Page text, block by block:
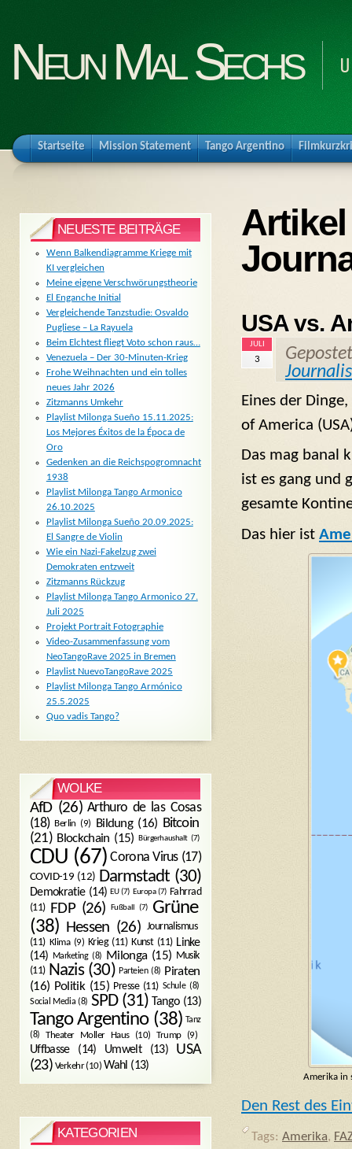
Neun Mal Sechs
Startseite Mission Statement Tango Argentino
USA vs.
JULI
3
Eines der
of America
Das mag banal
ist es gang und
gesamte
Das hier ist
Amerika in
Den Rest des
Tags: Amerika,
NEUESTE BEITRÄGE
Wenn Balkendiagramme Kriege mit
KI vergleichen
Meine eigene Verschwörungstheorie
El Enganche Initial
Vergleichende Tanzstudie: Osvaldo
Pugliese – La Rayuela
Beim Elchtest fliegt Voto schon raus…
Venezuela – Der 30-Minuten-Krieg
Frohe Weihnachten und ein tolles
neues Jahr 2026
Zitzmanns Umkehr
Playlist Milonga Sueño 15.11.2025:
Los Mejores Éxitos de la Época de
Oro
Gedenken an die Reichspogromnacht
1938
Playlist Milonga Tango Armonico
26.10.2025
Playlist Milonga Sueño 20.09.2025:
El Sangre de Violin
Wie ein Nazi-Fakelzug zwei
Demokraten entzweit
Zitzmanns Rückzug
Playlist Milonga Tango Armonico 27.
Juli 2025
Projekt Portrait Fotographie
Video-Zusammenfassung vom
NeoTangoRave 2025 in Bremen
Playlist NuevoTangoRave 2025
Playlist Milonga Tango Armónico
25.5.2025
Quo vadis Tango?
WOLKE
AfD(26) Arthuro de las Cosas
(18) Berlin (9) Bildung(16) Bitcoin
(21) Blockchain (15) Bürgerhaushalt (7)
CDU (67) Corona Virus(17)
COVID-19 (12) Darmstadt (30)
Demokratie(14) EU(7) Europa(7) Fahrrad
(11)
FDP(26) Fußball (7)
Grüne
(38) Hessen (26) Journalismus
(11) Klima(9) Krieg(11) Kunst(11) Linke
(14) Marketing(8) Milonga(15) Musik
(11) Nazis(30) Parteien(8) Piraten
(16) Politik(15) Presse(11) Schule(8)
Social Media (8) SPD(31) Tango(13)
Tango Argentino(38) Tanz
(8)
Theater Moller Haus(10) Trump(9)
Uffbasse(14) Umwelt(13)
USA
(23) Verkehr(10) Wahl (13)
KATEGORIEN